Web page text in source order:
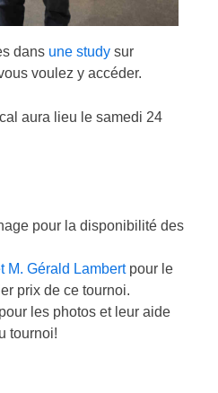
dans une study sur
voulez y accéder.
aura lieu le samedi 24
pour la disponibilité des
M. Gérald Lambertpour le
prix de ce tournoi.
pour les photos et leur aide
tournoi!